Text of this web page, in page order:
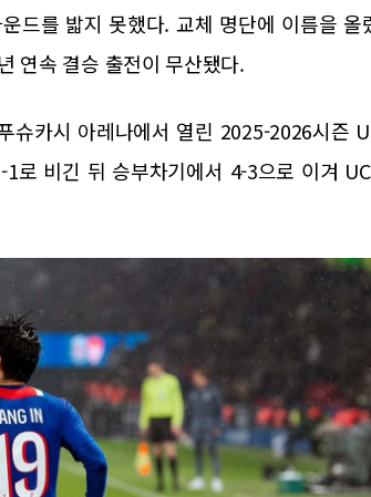
드를 밟지 못했다. 교체 명단에 이름을 올
연속 결승 출전이 무산됐다.
슈카시 아레나에서 열린 2025-2026시즌
로 비긴 뒤 승부차기에서 4-3으로 이겨